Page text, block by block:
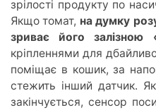
зрілості продукту по
Якщо томат, на думку
зриває його залізною
кріпленнями для
поміщає в кошик, за
стежить інший датчик.
закінчується, сенсор